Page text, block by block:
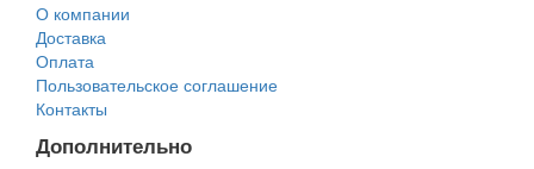
О компании
Доставка
Оплата
Пользовательское соглашение
Контакты
Дополнительно